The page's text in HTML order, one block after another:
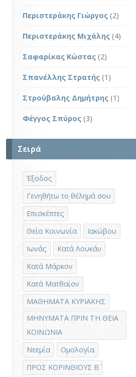
Περιστεράκης Γιώργος (2)
Περιστεράκης Μιχάλης (4)
Σαφαρίκας Κώστας (2)
Σπανέλλης Στρατής (1)
Στρούβαλης Δημήτρης (1)
Φέγγος Σπύρος (3)
Σειρά
Έξοδος
Γενηθήτω το θέλημά σου
Επισκέπτες
Θεία Κοινωνία
Ιακώβου
Ιωνάς
Κατά Λουκάν
Κατά Μάρκον
Κατά Ματθαίον
ΜΑΘΗΜΑΤΑ ΚΥΡΙΑΚΗΣ
ΜΗΝΥΜΑΤΑ ΠΡΙΝ ΤΗ ΘΕΙΑ
ΚΟΙΝΩΝΙΑ
Νεεμία
Ομολογία
ΠΡΟΣ ΚΟΡΙΝΘΙΟΥΣ Β΄